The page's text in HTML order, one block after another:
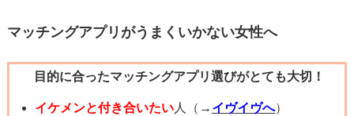
ーや短い散歩など負担の小さい誘いを提案するか、彼の経
ら余裕を示すのも有効です。
しに会えないことを告げられていると解釈したほうが良い
しいのは事実ですがどこかで区切りをつけるというのも正
直ありなのかなと思います。文面を見る限りですと、あな
マッチングアプリがうまくいかない女性へ
目的に合ったマッチングアプリ選びがとても大切！
イケメンと付き合いたい人（→ イヴイヴへ）